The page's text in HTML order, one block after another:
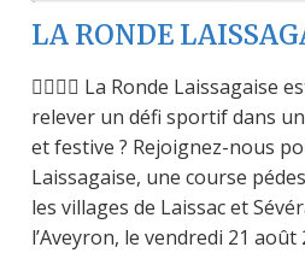
LA RONDE
🏃‍♀️🏃‍♂️ La Ronde Laissagaise
relever un défi sportif dans
et festive ? Rejoignez-nous
Laissagaise, une course
les villages de Laissac et
l’Aveyron, le vendredi 21 août